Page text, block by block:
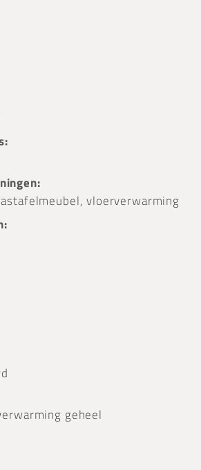
vloerverwarming
geheel